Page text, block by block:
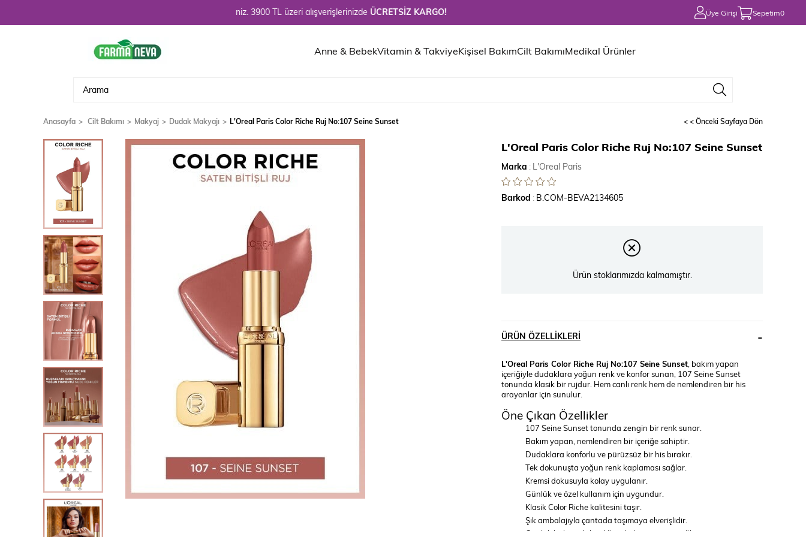
Hoşgeldiniz. 3900 TL üzeri alışverişlerinizdeÜCRETSİZ KARGO! Üye Girişi Sepetim0
Anne & BebekVitamin & TakviyeKişisel BakımCilt BakımıMedikal Ürünler
Anasayfa Cilt Bakımı Makyaj Dudak Makyajı L'Oreal Paris Color Riche Ruj No:107 Seine Sunset < < Önceki Sayfaya Dön
L'Oreal Paris Color Riche Ruj No:107 Seine Sunset
Marka : L'Oreal Paris
Barkod : B.COM-BEVA2134605
Ürün stoklarımızda kalmamıştır.
ÜRÜN ÖZELLIKLERI
L'Oreal Paris Color Riche Ruj No:107 Seine Sunset , bakım yapan
içeriğiyle dudaklara yoğun renk ve konfor sunan, 107 Seine Sunset
tonunda klasik bir rujdur. Hem canlı renk hem de nemlendiren bir his
arayanlar için sunulur.
Öne Çıkan Özellikler
107 Seine Sunset tonunda zengin bir renk sunar.
Bakım yapan, nemlendiren bir içeriğe sahiptir.
Dudaklara konforlu ve pürüzsüz bir his bırakır.
Tek dokunuşta yoğun renk kaplaması sağlar.
Kremsi dokusuyla kolay uygulanır.
Günlük ve özel kullanım için uygundur.
Klasik Color Riche kalitesini taşır.
Şık ambalajıyla çantada taşımaya elverişlidir.
Günlük bakım alışkanlığına kolayca uyum sağlar.